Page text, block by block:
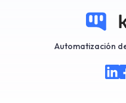
Automatización